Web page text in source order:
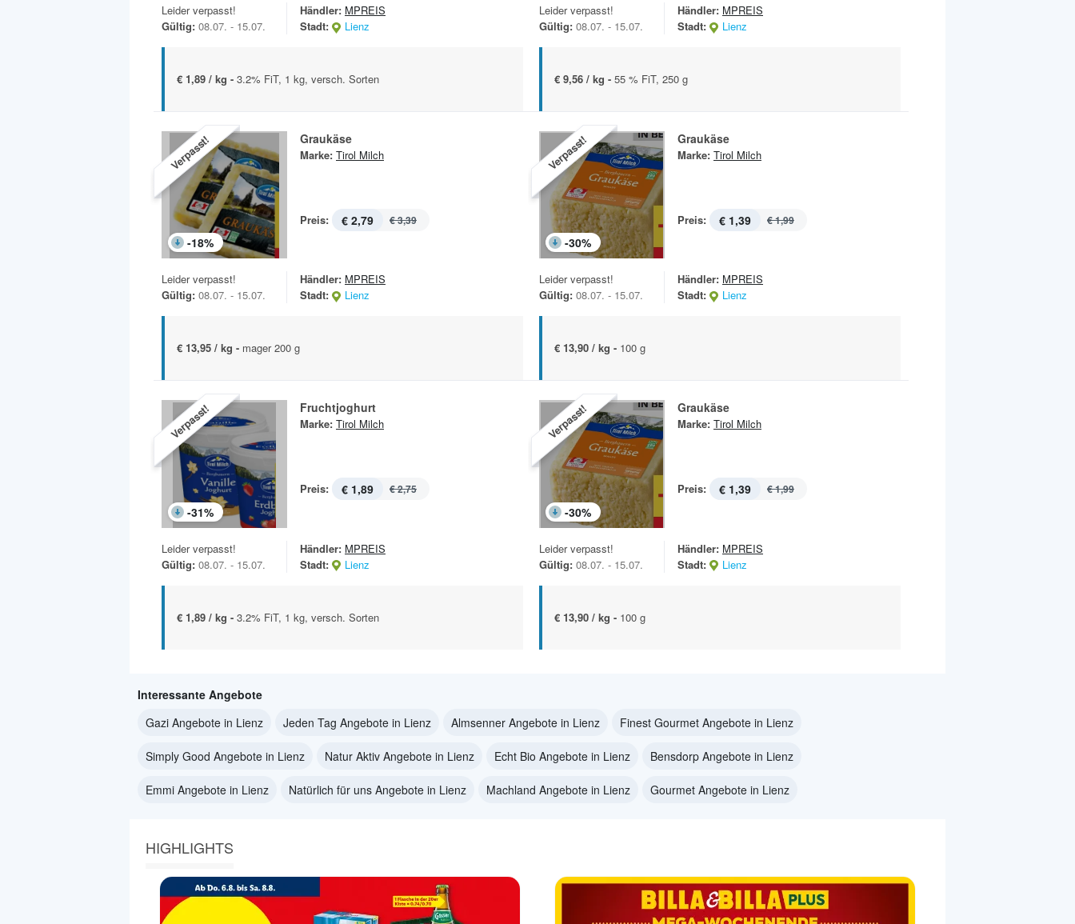
Leider verpasst!
Gültig: 08.07. - 15.07.
Händler: MPREIS
Stadt:
Lienz
€ 1,89 / kg - 3.2% FiT, 1 kg, versch. Sorten
Leider verpasst!
Gültig: 08.07. - 15.07.
Händler: MPREIS
Stadt:
Lienz
€ 9,56 / kg - 55 % FiT, 250 g
Verpasst!
-18%
Graukäse
Marke: Tirol Milch
Preis: € 2,79 € 3,39
Leider verpasst!
Gültig: 08.07. - 15.07.
Händler: MPREIS
Stadt:
Lienz
€ 13,95 / kg - mager 200 g
Verpasst!
-30%
Graukäse
Marke: Tirol Milch
Preis: € 1,39 € 1,99
Leider verpasst!
Gültig: 08.07. - 15.07.
Händler: MPREIS
Stadt:
Lienz
€ 13,90 / kg - 100 g
Verpasst!
-31%
Fruchtjoghurt
Marke: Tirol Milch
Preis: € 1,89 € 2,75
Leider verpasst!
Gültig: 08.07. - 15.07.
Händler: MPREIS
Stadt:
Lienz
€ 1,89 / kg - 3.2% FiT, 1 kg, versch. Sorten
Verpasst!
-30%
Graukäse
Marke: Tirol Milch
Preis: € 1,39 € 1,99
Leider verpasst!
Gültig: 08.07. - 15.07.
Händler: MPREIS
Stadt:
Lienz
€ 13,90 / kg - 100 g
Interessante Angebote
Gazi Angebote in Lienz
Jeden Tag Angebote in Lienz Almsenner Angebote in Lienz Finest Gourmet Angebote in Lienz
Simply Good Angebote in Lienz Natur Aktiv Angebote in Lienz Echt Bio Angebote in Lienz Bensdorp Angebote in Lienz
Emmi Angebote in Lienz Natürlich für uns Angebote in Lienz Machland Angebote in Lienz Gourmet Angebote in Lienz
HIGHLIGHTS